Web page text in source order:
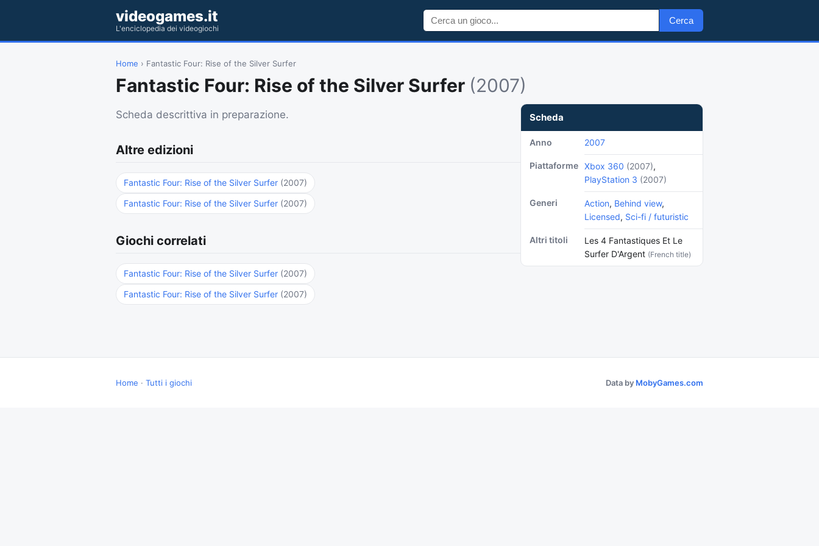
videogames.it
L'enciclopedia dei videogiochi
Cerca
Home › Fantastic Four: Rise of the Silver Surfer
Fantastic Four: Rise of the Silver Surfer (2007)
Scheda
Anno 2007
Piattaforme Xbox 360 (2007),
PlayStation 3 (2007)
Generi Action, Behind view,
Licensed, Sci-fi / futuristic
Altri titoli
Les 4 Fantastiques Et Le
Surfer D'Argent (French title)
Scheda descrittiva in preparazione.
Altre edizioni
Fantastic Four: Rise of the Silver Surfer (2007)
Fantastic Four: Rise of the Silver Surfer (2007)
Giochi correlati
Fantastic Four: Rise of the Silver Surfer (2007)
Fantastic Four: Rise of the Silver Surfer (2007)
Home · Tutti i giochi Data by MobyGames.com